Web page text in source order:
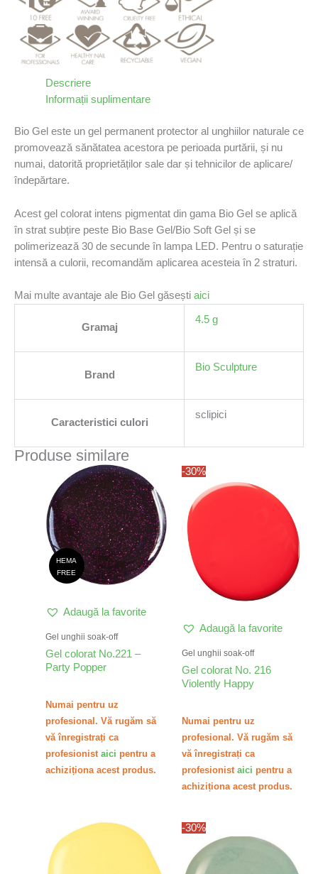
Descriere
Informații suplimentare
Bio Gel este un gel permanent protector al unghiilor naturale ce
promovează sănătatea acestora pe perioada purtării, și nu
numai, datorită proprietăților sale dar și tehnicilor de aplicare/
îndepărtare.
Acest gel colorat intens pigmentat din gama Bio Gel se aplică
în strat subțire peste Bio Base Gel/Bio Soft Gel și se
polimerizează 30 de secunde în lampa LED. Pentru o saturație
intensă a culorii, recomandăm aplicarea acesteia în 2 straturi.
Mai multe avantaje ale Bio Gel găsești aici
Gramaj
4.5 g
Brand
Bio Sculpture
Caracteristici culori
sclipici
Produse similare
HEMA
FREE
Adaugă la favorite
Gel unghii soak-off
Gel colorat No.221 –
Party Popper
Numai pentru uz
profesional. Vă rugăm să
vă înregistrați ca
profesionist aici pentru a
achiziționa acest produs.
-30%
Adaugă la favorite
Gel unghii soak-off
Gel colorat No. 216
Violently Happy
Numai pentru uz
profesional. Vă rugăm să
vă înregistrați ca
profesionist aici pentru a
achiziționa acest produs.
-30%